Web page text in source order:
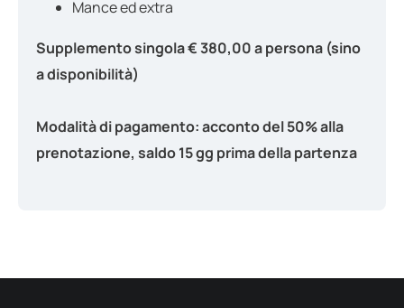
Mance ed extra
Supplemento singola € 380,00 a persona (sino
a disponibilità)
Modalità di pagamento:acconto del 50% alla
prenotazione, saldo 15 gg prima della partenza